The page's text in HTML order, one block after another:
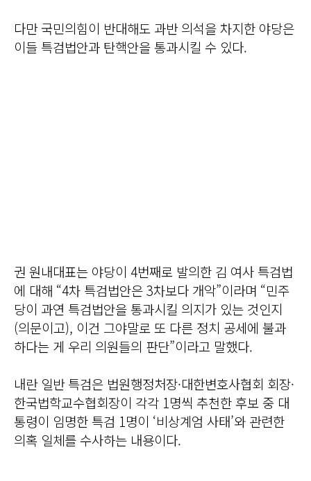
다만 국민의힘이 반대해도 과반 의석을 차지한 야당은
이들 특검법안과 탄핵안을 통과시킬 수 있다.
권 원내대표는 야당이 4번째로 발의한 김 여사 특검법
에 대해 “4차 특검법안은 3차보다 개악”이라며 “민주
당이 과연 특검법안을 통과시킬 의지가 있는 것인지
(의문이고), 이건 그야말로 또 다른 정치 공세에 불과
하다는 게 우리 의원들의 판단”이라고 말했다.
내란 일반 특검은 법원행정처장·대한변호사협회 회장·
한국법학교수협회장이 각각 1명씩 추천한 후보 중 대
통령이 임명한 특검 1명이 ‘비상계엄 사태’와 관련한
의혹 일체를 수사하는 내용이다.